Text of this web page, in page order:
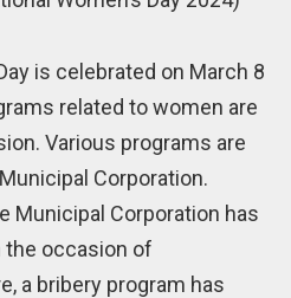
is celebrated on March 8
related to women are
Various programs are
Corporation.
Municipal Corporation has
the occasion of
a bribery program has